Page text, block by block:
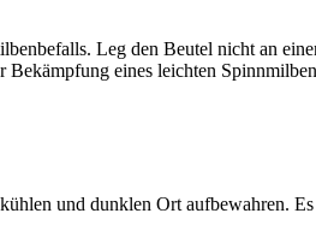
Leg den Beutel nicht an
eines leichten
und dunklen Ort aufbewahren.